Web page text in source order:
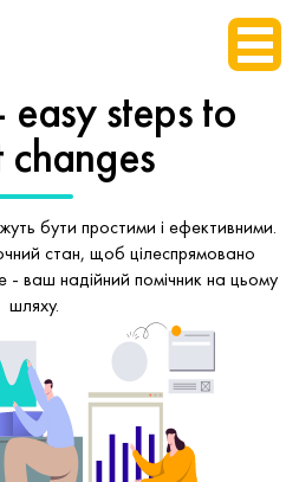
stepsto
бути простими і ефективними.
стан, щоб цілеспрямовано
- ваш надійний помічник на цьому
шляху.